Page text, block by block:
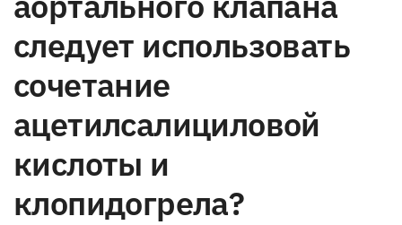
следует использовать
сочетание
ацетилсалициловой
кислоты и
клопидогрела?